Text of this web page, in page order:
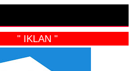
" IKLAN "